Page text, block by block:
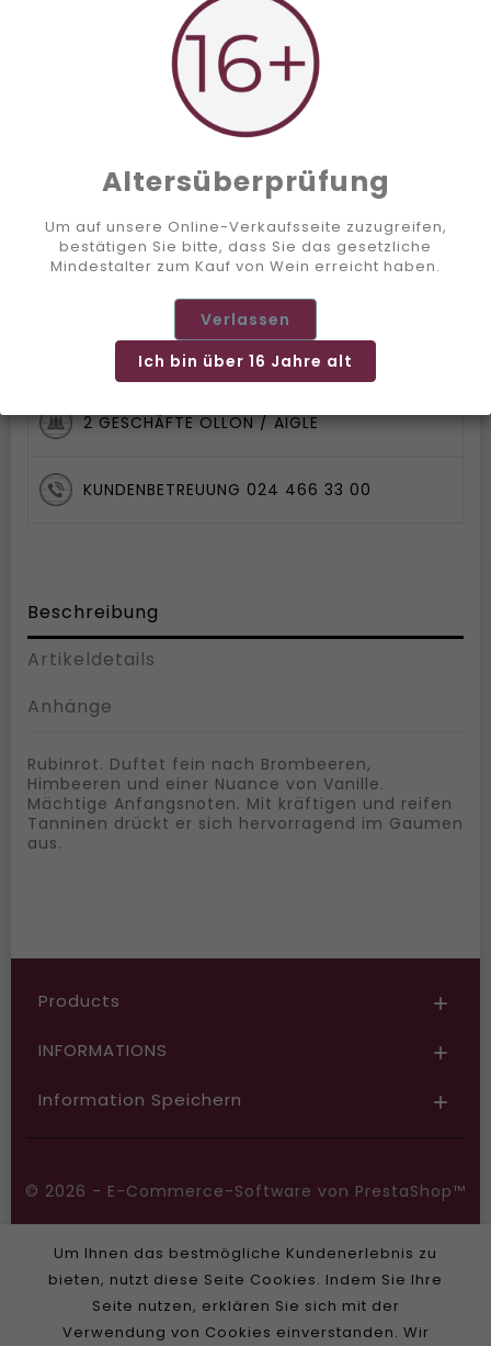
Wagen Buy Now
ZUFRIEDEN ODER GELD ZURÜCK
VERSAND INNERHALB VON 72 STUNDEN
2 GESCHÄFTE OLLON / AIGLE
KUNDENBETREUUNG 024 466 33 00
Beschreibung
Artikeldetails
Anhänge
Rubinrot. Duftet fein nach Brombeeren,
Himbeeren und einer Nuance von Vanille.
Mächtige Anfangsnoten. Mit kräftigen und reifen
Tanninen drückt er sich hervorragend im Gaumen
aus.
Products 
INFORMATIONS 
Information Speichern 
Altersüberprüfung
Um auf unsere Online-Verkaufsseite zuzugreifen,
bestätigen Sie bitte, dass Sie das gesetzliche
Mindestalter zum Kauf von Wein erreicht haben.
Verlassen
Ich bin über 16 Jahre alt
© 2026 - E-Commerce-Software von PrestaShop™
Um Ihnen das bestmögliche Kundenerlebnis zu
bieten, nutzt diese Seite Cookies. Indem Sie Ihre
Seite nutzen, erklären Sie sich mit der
Verwendung von Cookies einverstanden. Wir